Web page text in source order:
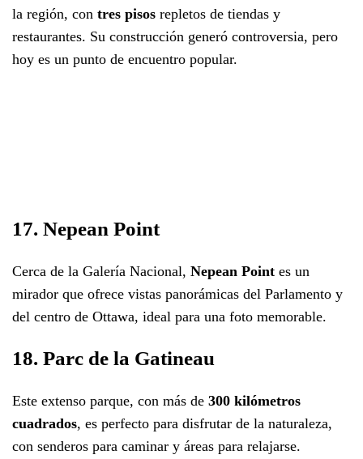
la región, con tres pisos repletos de tiendas y
restaurantes. Su construcción generó controversia, pero
hoy es un punto de encuentro popular.
17. Nepean Point
Cerca de la Galería Nacional, Nepean Point es un
mirador que ofrece vistas panorámicas del Parlamento y
del centro de Ottawa, ideal para una foto memorable.
18. Parc de la Gatineau
Este extenso parque, con más de 300 kilómetros
cuadrados, es perfecto para disfrutar de la naturaleza,
con senderos para caminar y áreas para relajarse.